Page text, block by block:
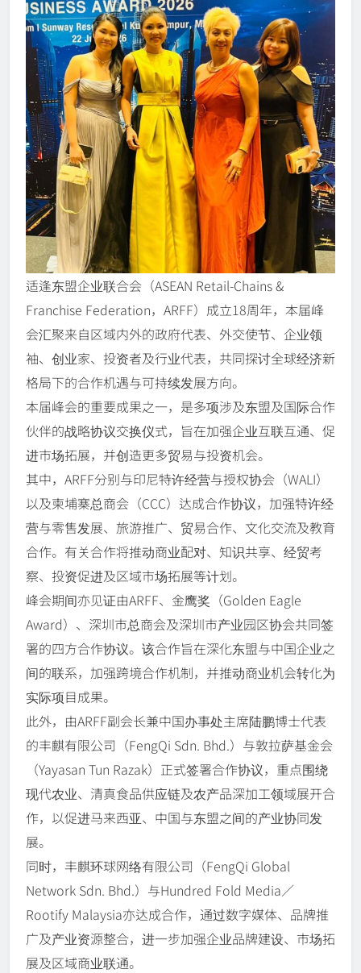
适逢东盟企业联合会（ASEAN Retail-Chains &
Franchise Federation，ARFF）成立18周年，本届峰
会汇聚来自区域内外的政府代表、外交使节、企业领
袖、创业家、投资者及行业代表，共同探讨全球经济新
格局下的合作机遇与可持续发展方向。
本届峰会的重要成果之一，是多项涉及东盟及国际合作
伙伴的战略协议交换仪式，旨在加强企业互联互通、促
进市场拓展，并创造更多贸易与投资机会。
其中，ARFF分别与印尼特许经营与授权协会（WALI）
以及柬埔寨总商会（CCC）达成合作协议，加强特许经
营与零售发展、旅游推广、贸易合作、文化交流及教育
合作。有关合作将推动商业配对、知识共享、经贸考
察、投资促进及区域市场拓展等计划。
峰会期间亦见证由ARFF、金鹰奖（Golden Eagle
Award）、深圳市总商会及深圳市产业园区协会共同签
署的四方合作协议。该合作旨在深化东盟与中国企业之
间的联系，加强跨境合作机制，并推动商业机会转化为
实际项目成果。
此外，由ARFF副会长兼中国办事处主席陆鹏博士代表
的丰麒有限公司（FengQi Sdn. Bhd.）与敦拉萨基金会
（Yayasan Tun Razak）正式签署合作协议，重点围绕
现代农业、清真食品供应链及农产品深加工领域展开合
作，以促进马来西亚、中国与东盟之间的产业协同发
展。
同时，丰麒环球网络有限公司（FengQi Global
Network Sdn. Bhd.）与Hundred Fold Media／
Rootify Malaysia亦达成合作，通过数字媒体、品牌推
广及产业资源整合，进一步加强企业品牌建设、市场拓
展及区域商业联通。